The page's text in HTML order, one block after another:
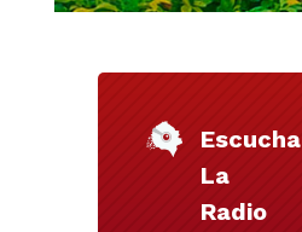
Escucha
La
Radio